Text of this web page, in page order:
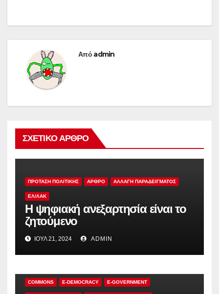
Από admin
ΣΧΕΤΙΚΌ ΆΡΘΡΟ
ΠΡΟΤΑΣΗ ΠΟΛΙΤΙΚΗΣ ΑΡΘΡΟ ΑΛΛΑΓΗ ΠΑΡΑΔΕΙΓΜΑΤΟΣ
ΕΛ/ΛΑΚ
Η ψηφιακή ανεξαρτησία είναι το
ζητούμενο
ΙΟΎΛ 21, 2024 ADMIN
COMMONS E-DEMOCRACY E-GOVERNMENT